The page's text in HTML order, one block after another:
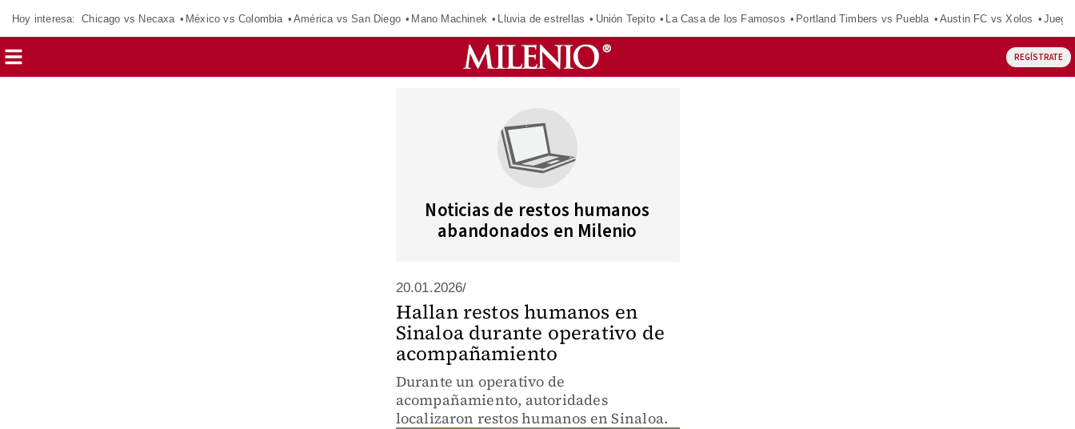
Hoy interesa: Chicago vs Necaxa México vs Colombia América vs San Diego Mano Machinek Lluvia de estrellas Unión Tepito La Casa de los Famosos Portland Timbers vs Puebla Austin FC vs Xolos
REGÍSTRATE
Noticias de restos humanos
abandonados en Milenio
20.01.2026/
Hallan restos humanos en
Sinaloa durante operativo de
acompañamiento
Durante un operativo de
acompañamiento, autoridades
localizaron restos humanos en Sinaloa.